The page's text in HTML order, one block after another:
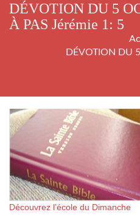
DÉVOTION DU 5
À PAS Jérémie 1: 5
DÉVOTION DU
Découvrez l’école du Dimanche